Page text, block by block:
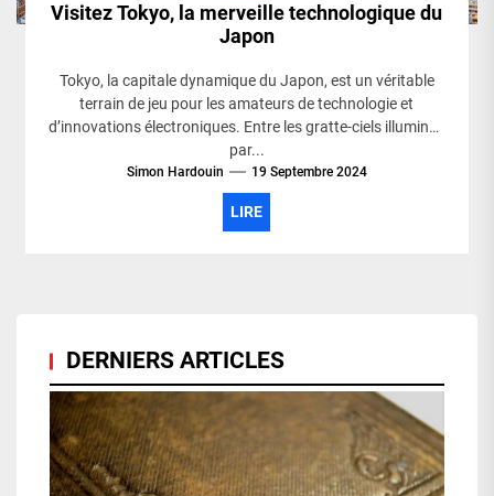
Visitez Tokyo, la merveille technologique du
Japon
Tokyo, la capitale dynamique du Japon, est un véritable
terrain de jeu pour les amateurs de technologie et
d’innovations électroniques. Entre les gratte-ciels illuminés
par...
Simon Hardouin 19 Septembre 2024
LIRE
DERNIERS ARTICLES